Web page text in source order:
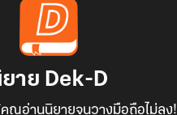
าย Dek-D
ณอ่านนิยายจนวางมือถือไม่ลง!